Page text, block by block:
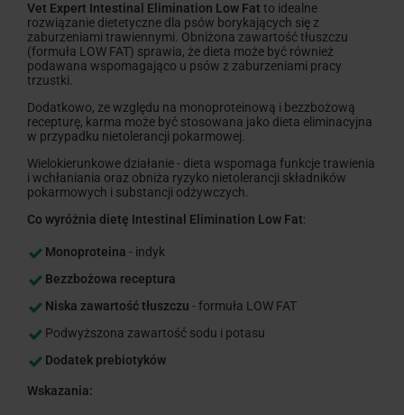
Vet Expert Intestinal Elimination Low Fat to idealne
rozwiązanie dietetyczne dla psów borykających się z
zaburzeniami trawiennymi. Obniżona zawartość tłuszczu
(formuła LOW FAT) sprawia, że dieta może być również
podawana wspomagająco u psów z zaburzeniami pracy
trzustki.
Dodatkowo, ze względu na monoproteinową i bezzbożową
recepturę, karma może być stosowana jako dieta eliminacyjna
w przypadku nietolerancji pokarmowej.
Wielokierunkowe działanie - dieta wspomaga funkcje trawienia
i wchłaniania oraz obniża ryzyko nietolerancji składników
pokarmowych i substancji odżywczych.
Co wyróżnia dietę Intestinal Elimination Low Fat:
Monoproteina - indyk
Bezzbożowa receptura
Niska zawartość tłuszczu - formuła LOW FAT
Podwyższona zawartość sodu i potasu
Dodatek prebiotyków
Wskazania: